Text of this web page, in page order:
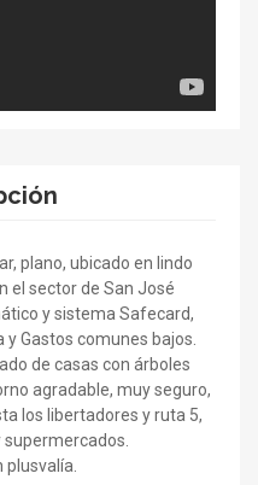
plano, ubicado en lindo
el sector de San José
y sistema Safecard,
Gastos comunes bajos.
de casas con árboles
agradable, muy seguro,
los libertadores y ruta 5,